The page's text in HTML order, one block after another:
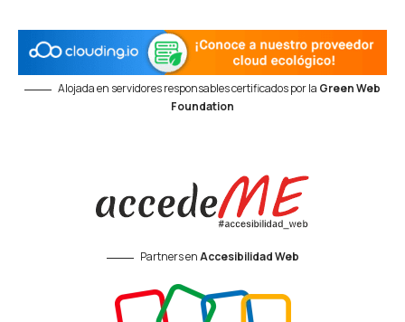
Alojada en servidores responsables certificados por la Green Web
Foundation
Partners enAccesibilidad Web